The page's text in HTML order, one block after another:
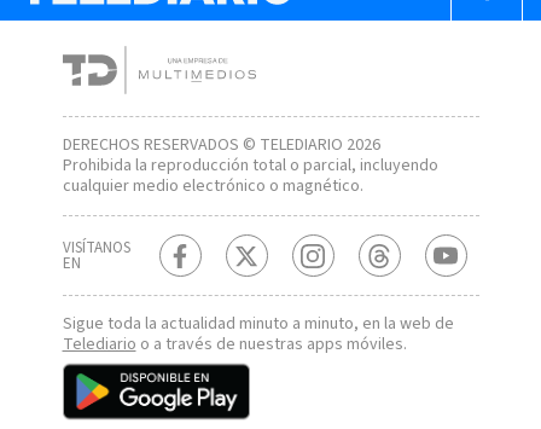
DERECHOS RESERVADOS © TELEDIARIO 2026
Prohibida la reproducción total o parcial, incluyendo
cualquier medio electrónico o magnético.
VISÍTANOS
EN
Sigue toda la actualidad minuto a minuto, en la web de
Telediarioo a través de nuestras apps móviles.